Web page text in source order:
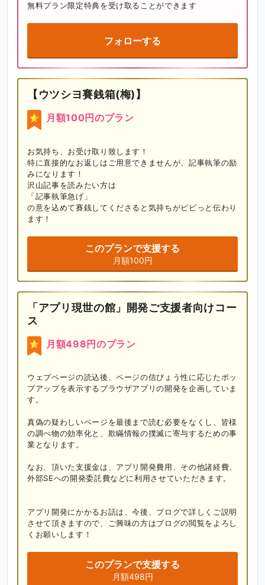
無料プラン限定特典を受け取ることができます
フォローする
【ウツシヨ賽銭箱(梅)】
月額100円のプラン
お気持ち、お受け取り致します！
特に直接的なお返しはご用意できませんが、記事執筆の励
みになります！
沢山記事を読みたい方は
「記事執筆急げ」
の意を込めて賽銭してくださると気持ちがビビっと伝わり
ます！
このプランで支援する
月額100円
「アプリ現世の館」開発ご支援者向けコー
ス
月額498円のプラン
ウェブページの読込後、ページの信ぴょう性に応じたポッ
プアップを表示するブラウザアプリの開発を企画していま
す。
真偽の疑わしいページを最後まで読む必要をなくし、皆様
の調べ物の効率化と、欺瞞情報の撲滅に寄与するための事
業となります。
なお、頂いた支援金は、アプリ開発費用、その他諸経費、
外部SEへの開発委託費などに利用させていただきます。
アプリ開発にかかるお話は、今後、ブログで詳しくご説明
させて頂きますので、ご興味の方はブログの閲覧をよろし
くお願いします！
このプランで支援する
月額498円